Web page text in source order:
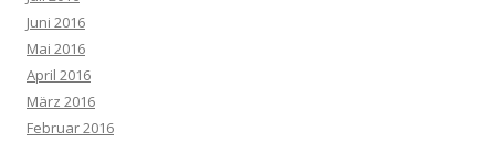
Juni 2016
Mai 2016
April 2016
März 2016
Februar 2016